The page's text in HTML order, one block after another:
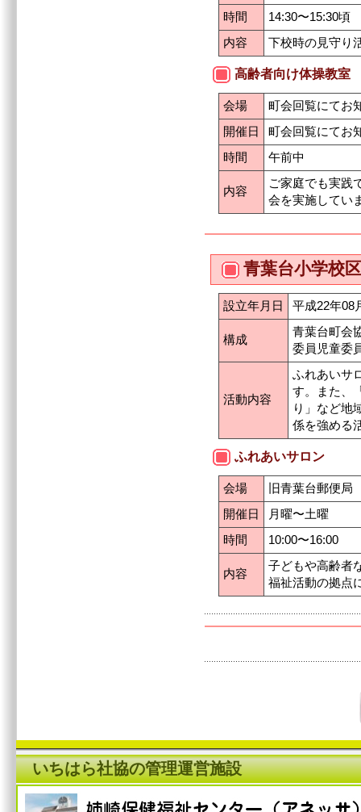
時間
14:30〜15:30頃
内容
下校時の見守り
高齢者向け体操教室
会場
町会回覧にてお
開催日
町会回覧にてお
時間
午前中
内容
ご家庭でも実践
会を実施してい
青葉台小学校
設立年月日 平成22年08
構成
青葉台町会
委員児童委
活動内容
ふれあいサ
す。また、
り」など地
係を強める
ふれあいサロン
会場
旧青葉台郵便局
開催日
月曜〜土曜
時間
10:00〜16:00
内容
子どもや高齢者
福祉活動の拠点
いちはら社協の管理運営施設